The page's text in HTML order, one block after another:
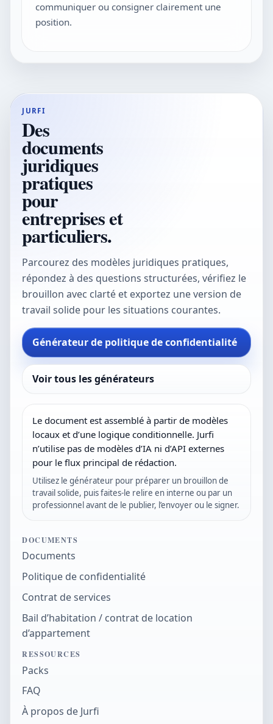
communiquer ou consigner clairement une
position.
JURFI
Des
documents
juridiques
pratiques
pour
entreprises et
particuliers.
Parcourez des modèles juridiques pratiques,
répondez à des questions structurées, vérifiez le
brouillon avec clarté et exportez une version de
travail solide pour les situations courantes.
Générateur de politique de confidentialité
Voir tous les générateurs
Le document est assemblé à partir de modèles
locaux et d’une logique conditionnelle. Jurfi
n’utilise pas de modèles d’IA ni d’API externes
pour le flux principal de rédaction.
Utilisez le générateur pour préparer un brouillon de
travail solide, puis faites-le relire en interne ou par un
professionnel avant de le publier, l’envoyer ou le signer.
DOCUMENTS
Documents
Politique de confidentialité
Contrat de services
Bail d’habitation / contrat de location
d’appartement
RESSOURCES
Packs
FAQ
À propos de Jurfi